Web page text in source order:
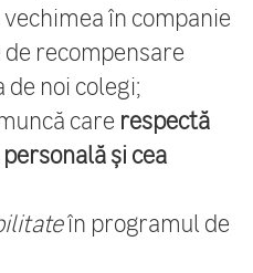
în companie
recompensare
noi colegi;
care respectă
și cea
în programul de